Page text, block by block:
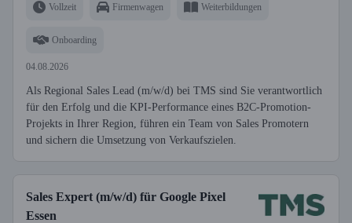
Vollzeit Firmenwagen Weiterbildungen
Onboarding
04.08.2026
Als Regional Sales Lead (m/w/d) bei TMS sind Sie verantwortlich
für den Erfolg und die KPI-Performance eines B2C-Promotion-
Projekts in Ihrer Region, führen ein Team von Sales Promotern
und sichern die Umsetzung von Verkaufszielen.
Sales Expert (m/w/d) für Google Pixel
Essen